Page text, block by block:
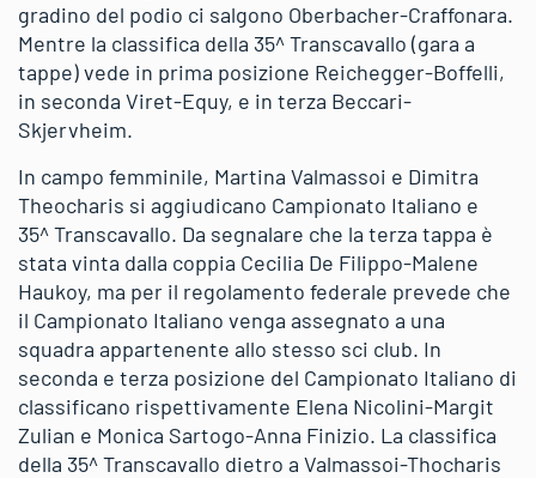
gradino del podio ci salgono Oberbacher-Craffonara.
Mentre la classifica della 35^ Transcavallo (gara a
tappe) vede in prima posizione Reichegger-Boffelli,
in seconda Viret-Equy, e in terza Beccari-
Skjervheim.
In campo femminile, Martina Valmassoi e Dimitra
Theocharis si aggiudicano Campionato Italiano e
35^ Transcavallo. Da segnalare che la terza tappa è
stata vinta dalla coppia Cecilia De Filippo-Malene
Haukoy, ma per il regolamento federale prevede che
il Campionato Italiano venga assegnato a una
squadra appartenente allo stesso sci club. In
seconda e terza posizione del Campionato Italiano di
classificano rispettivamente Elena Nicolini-Margit
Zulian e Monica Sartogo-Anna Finizio. La classifica
della 35^ Transcavallo dietro a Valmassoi-Thocharis